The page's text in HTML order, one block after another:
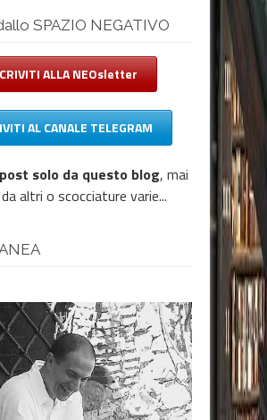
SPAZIO NEGATIVO
ALLA NEOsletter
AL CANALE TELEGRAM
post solo da questo blog, mai
altri o scocciature varie...